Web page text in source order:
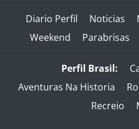
Diario Perfil Noticias
Weekend
Parabrisas
Perfil Brasil:
Aventuras Na Historia
Recreio